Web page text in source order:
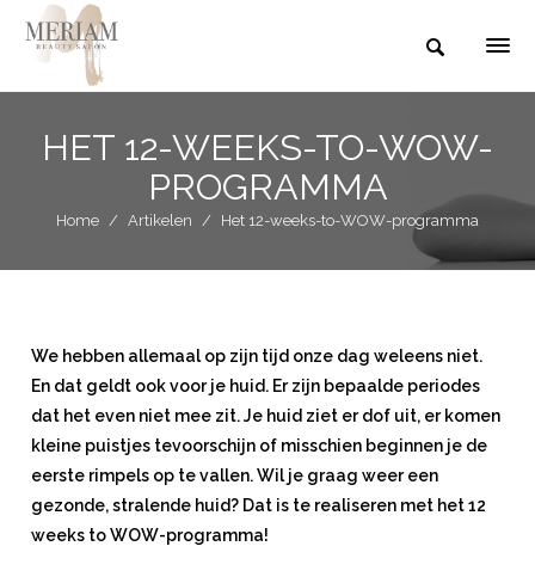
HET 12-WEEKS-TO-WOW-
PROGRAMMA
Home / Artikelen / Het 12-weeks-to-WOW-programma
We hebben allemaal op zijn tijd onze dag weleens niet.
En dat geldt ook voor je huid. Er zijn bepaalde periodes
dat het even niet mee zit. Je huid ziet er dof uit, er komen
kleine puistjes tevoorschijn of misschien beginnen je de
eerste rimpels op te vallen. Wil je graag weer een
gezonde, stralende huid? Dat is te realiseren met het 12
weeks to WOW-programma!